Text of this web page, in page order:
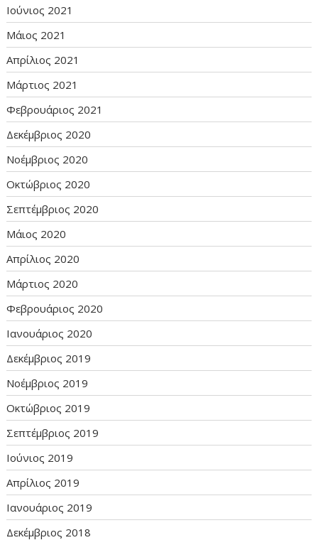
Ιούνιος 2021
Μάιος 2021
Απρίλιος 2021
Μάρτιος 2021
Φεβρουάριος 2021
Δεκέμβριος 2020
Νοέμβριος 2020
Οκτώβριος 2020
Σεπτέμβριος 2020
Μάιος 2020
Απρίλιος 2020
Μάρτιος 2020
Φεβρουάριος 2020
Ιανουάριος 2020
Δεκέμβριος 2019
Νοέμβριος 2019
Οκτώβριος 2019
Σεπτέμβριος 2019
Ιούνιος 2019
Απρίλιος 2019
Ιανουάριος 2019
Δεκέμβριος 2018